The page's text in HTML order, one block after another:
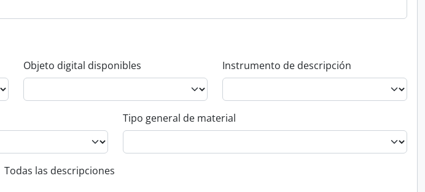
Objeto digital disponibles Instrumento de descripción
Tipo general de material
Todas las descripciones